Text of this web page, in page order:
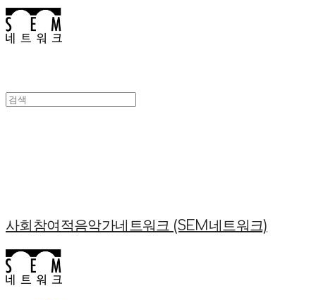
사회참여적음악가네트워크 (SEM네트워크)